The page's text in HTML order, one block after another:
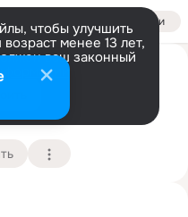
Войти
чтобы улучшить
менее 13 лет,
ваш законный
(44 года)
математики и физики
Подробнее